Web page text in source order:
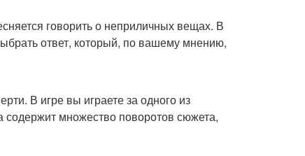
говорить о неприличных вещах. В
ответ, который, по вашему мнению,
В игре вы играете за одного из
множество поворотов сюжета,